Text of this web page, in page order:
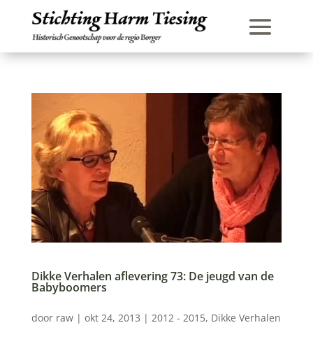
Dikke Verhalen aflevering 73: De jeugd van de
Babyboomers
door raw| okt 24, 2013 | 2012 - 2015, Dikke Verhalen